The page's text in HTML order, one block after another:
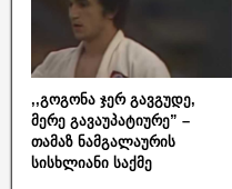
,,გოგონა ჯერ გავგუდე,
მერე გავაუპატიურე” –
თამაზ ნამგალაურის
სისხლიანი საქმე